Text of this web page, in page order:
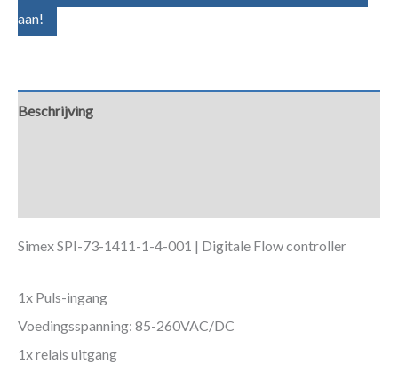
aan!
Beschrijving
Simex SPI-73-1411-1-4-001 | Digitale Flow controller
1x Puls-ingang
Voedingsspanning: 85-260VAC/DC
1x relais uitgang